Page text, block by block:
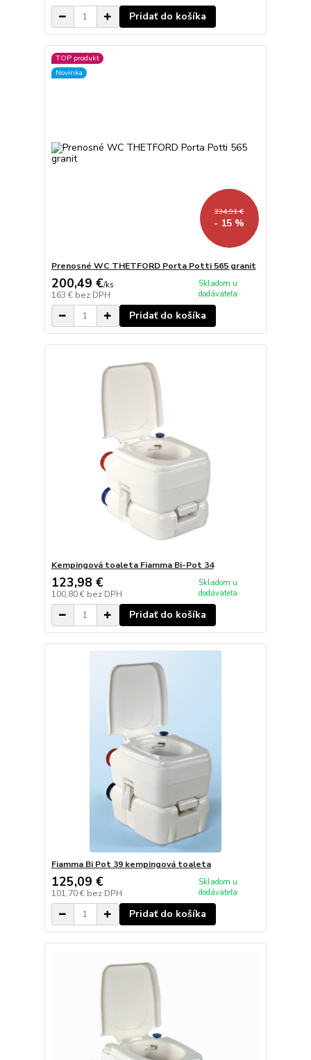
Pridať do košíka
TOP produkt
Novinka
234,91 €
- 15 %
Prenosné WC THETFORD Porta Potti 565 granit
200,49 €/ks
163 € bez DPH
Skladom u
dodávateľa
Pridať do košíka
Kempingová toaleta Fiamma Bi-Pot 34
123,98 €
100,80 € bez DPH
Skladom u
dodávateľa
Pridať do košíka
Fiamma Bi Pot 39 kempingová toaleta
125,09 €
101,70 € bez DPH
Skladom u
dodávateľa
Pridať do košíka